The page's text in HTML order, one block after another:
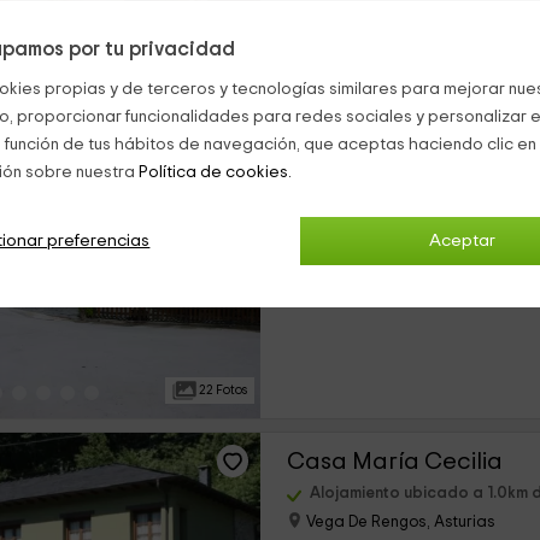
por tu privacidad
propias y de terceros y tecnologías similares para mejorar
proporcionar funcionalidades para redes sociales y personalizar
de tus hábitos de navegación, que aceptas haciendo clic
sobre nuestra Política de cookies.
Aceptar
preferencias
22 Fotos
Hotel La Pista
0 opiniones
Casa María Cecilia
Alojamiento ubicado a 1.0km
Vega De Rengos, Asturias